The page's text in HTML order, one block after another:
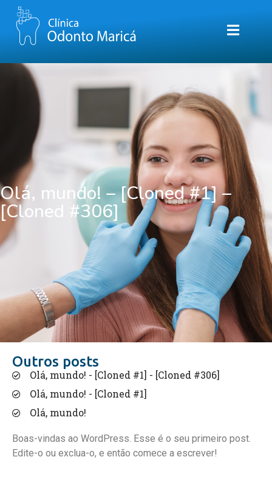
Olá, mundo! – [Cloned #1] –
[Cloned #306]
Outros posts
Olá, mundo! - [Cloned #1] - [Cloned #306]
Olá, mundo! - [Cloned #1]
Olá, mundo!
Boas-vindas ao WordPress. Esse é o seu primeiro post.
Edite-o ou exclua-o, e então comece a escrever!